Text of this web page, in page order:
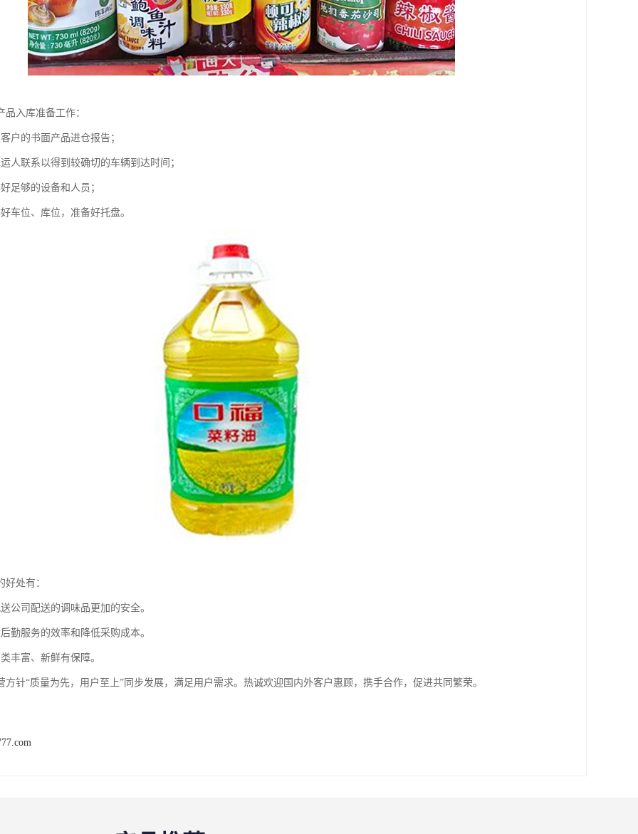
品入库准备工作：
户的书面产品进仓报告；
人联系以得到较确切的车辆到达时间；
足够的设备和人员；
车位、库位，准备好托盘。
好处有：
公司配送的调味品更加的安全。
勤服务的效率和降低采购成本。
丰富、新鲜有保障。
方针“质量为先，用户至上”同步发展，满足用户需求。热诚欢迎国内外客户惠顾，携手合作，促进共同繁荣。